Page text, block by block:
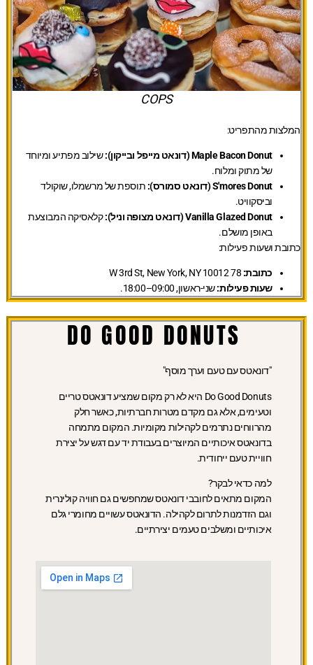
COPS
המלצות מהתפריט:
Maple Bacon Donut (דונאט מייפל ובייקון):
שילוב מפתיע ומיוחד
של מתוק ומלוח.
S'mores Donut (דונאט סמורס):
תוספת של מרשמלו, שוקולד
וביסקוויט.
Vanilla Glazed Donut (דונאט מצופה וניל):
קלאסיקה המבוצעת
באופן מושלם.
כתובת ושעות פעילות:
כתובת:
שעות פעילות:שני-ראשון, 09:00–18:00.
DO GOOD DONUTS
"דונאטס עם טעם וערך מוסף"
Do Good Donuts היא לא רק מקום שמציע דונאטס טריים
וטעימים, אלא גם מקדם מטרות חברתיות, כאשר חלק
מהרווחים נתרמים לקהילות מקומיות. המקום מתמחה
בדונאטס איכותיים המיוצרים בעבודת יד עם דגש על יצירת
חוויית טעם ייחודית.
למה כדאי לבקר?
המקום מתאים לחובבי דונאטס שמחפשים גם חוויה קולינרית
וגם הזדמנות לתרום לקהילה. הדונאטס עשויים מחומרי גלם
איכותיים ומשלבים טעמים יצירתיים.